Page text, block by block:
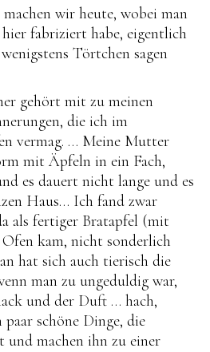
wir heute, wobei man
fabriziert habe, eigentlich
Törtchen sagen
gehört mit zu meinen
die ich im
vermag. … Meine Mutter
mit Äpfeln in ein Fach,
es dauert nicht lange und es
Haus… Ich fand zwar
als fertiger Bratapfel (mit
Ofen kam, nicht sonderlich
hat sich auch tierisch die
man zu ungeduldig war,
und der Duft … hach,
schöne Dinge, die
und machen ihn zu einer